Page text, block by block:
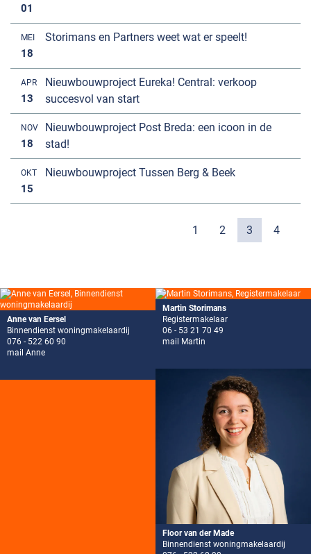
01
MEI
18
Storimans en Partners weet wat er speelt!
APR
13
Nieuwbouwproject Eureka! Central: verkoop
succesvol van start
NOV
18
Nieuwbouwproject Post Breda: een icoon in de
stad!
OKT
15
Nieuwbouwproject Tussen Berg & Beek
1 2 3 4
Anne van Eersel
Binnendienst woningmakelaardij
076 - 522 60 90
mail Anne
Martin Storimans
Registermakelaar
06 - 53 21 70 49
mail Martin
Floor van der Made
Binnendienst woningmakelaardij